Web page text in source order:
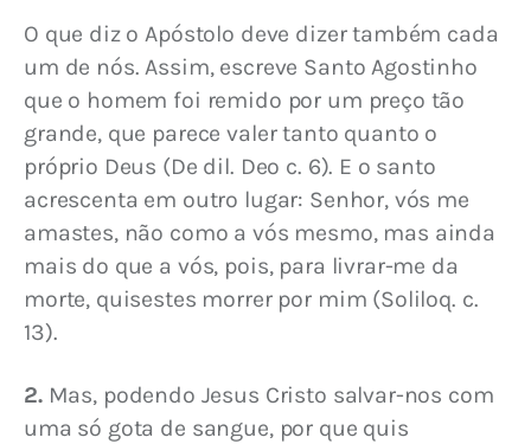
O que diz o Apóstolo deve dizer também cada
um de nós. Assim, escreve Santo Agostinho
que o homem foi remido por um preço tão
grande, que parece valer tanto quanto o
próprio Deus (De dil. Deo c. 6). E o santo
acrescenta em outro lugar: Senhor, vós me
amastes, não como a vós mesmo, mas ainda
mais do que a vós, pois, para livrar-me da
morte, quisestes morrer por mim (Soliloq. c.
13).
2. Mas, podendo Jesus Cristo salvar-nos com
uma só gota de sangue, por que quis